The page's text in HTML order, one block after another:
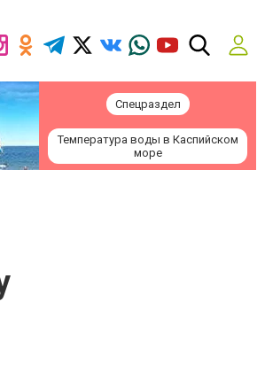
Спецраздел
Температура воды в Каспийском
море